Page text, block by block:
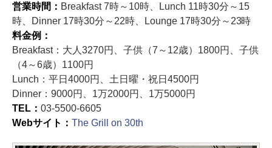
営業時間： Breakfast 7時～10時、Lunch 11時30分～15
時、Dinner 17時30分～22時、Lounge 17時30分～23時
料金例：
Breakfast：大人3270円、子供（7～12歳）1800円、子供
（4～6歳）1100円
Lunch：平日4000円、土日曜・祝日4500円
Dinner：9000円、1万2000円、1万5000円
TEL： 03-5500-6605
Webサイト： The Grill on 30th